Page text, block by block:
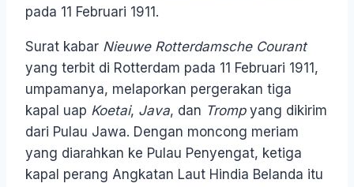
pada 11 Februari 1911.
Surat kabar Nieuwe Rotterdamsche Courant
yang terbit di Rotterdam pada 11 Februari 1911,
umpamanya, melaporkan pergerakan tiga
kapal uap Koetai, Java, dan Tromp yang dikirim
dari Pulau Jawa. Dengan moncong meriam
yang diarahkan ke Pulau Penyengat, ketiga
kapal perang Angkatan Laut Hindia Belanda itu